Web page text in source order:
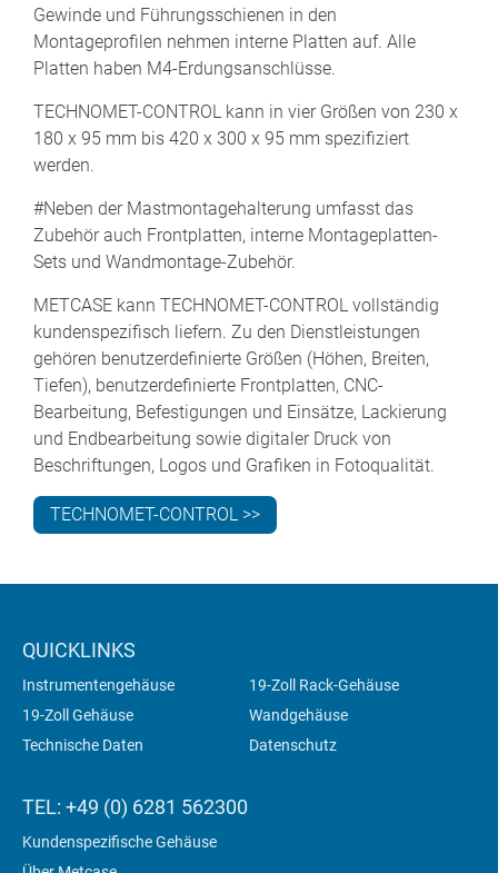
Gewinde und Führungsschienen in den
Montageprofilen nehmen interne Platten auf. Alle
Platten haben M4-Erdungsanschlüsse.
TECHNOMET-CONTROL kann in vier Größen von 230 x
180 x 95 mm bis 420 x 300 x 95 mm spezifiziert
werden.
#Neben der Mastmontagehalterung umfasst das
Zubehör auch Frontplatten, interne Montageplatten-
Sets und Wandmontage-Zubehör.
METCASE kann TECHNOMET-CONTROL vollständig
kundenspezifisch liefern. Zu den Dienstleistungen
gehören benutzerdefinierte Größen (Höhen, Breiten,
Tiefen), benutzerdefinierte Frontplatten, CNC-
Bearbeitung, Befestigungen und Einsätze, Lackierung
und Endbearbeitung sowie digitaler Druck von
Beschriftungen, Logos und Grafiken in Fotoqualität.
TECHNOMET-CONTROL >>
QUICKLINKS
Instrumentengehäuse
19-Zoll Rack-Gehäuse
19-Zoll Gehäuse
Wandgehäuse
Technische Daten
Datenschutz
TEL: +49 (0) 6281 562300
Kundenspezifische Gehäuse